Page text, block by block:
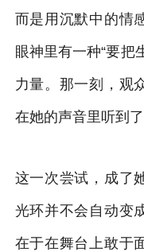
而是用沉默中的情
眼神里有一种“要把
力量。那一刻，观
在她的声音里听到了
这一次尝试，成了
光环并不会自动变
在于在舞台上敢于